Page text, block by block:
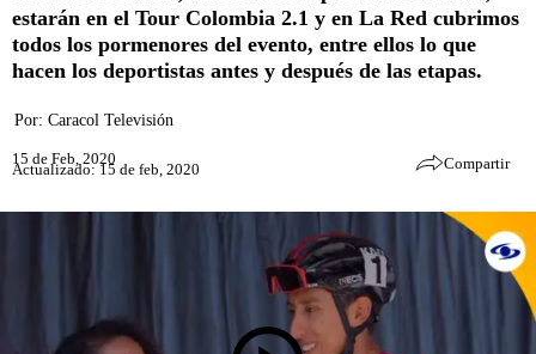
estarán en el Tour Colombia 2.1 y en La Red cubrimos
todos los pormenores del evento, entre ellos lo que
hacen los deportistas antes y después de las etapas.
Por: Caracol Televisión
15 de Feb, 2020
Actualizado: 15 de feb, 2020 Compartir